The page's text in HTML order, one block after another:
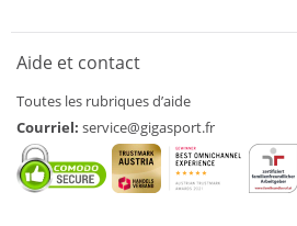
Aide et contact
Toutes les rubriques d’aide
Courriel: service@gigasport.fr